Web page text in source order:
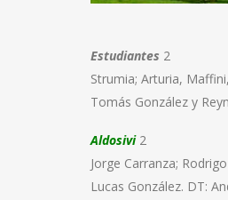
Estudiantes 2
Strumia; Arturia,
Tomás González y
Aldosivi2
Jorge Carranza;
Lucas González. DT: